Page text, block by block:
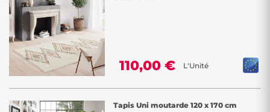
110,00 € L'Unité
Tapis Uni moutarde 120 x 170 cm